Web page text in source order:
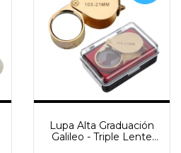
Lupa Alta Graduación
Galileo - Triple Lente